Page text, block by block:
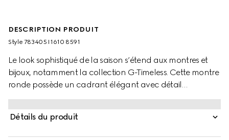
DESCRIPTION PRODUIT
Style ‎783405 I1610 8591
Le look sophistiqué de la saison s’étend aux montres et
bijoux, notamment la collection G-Timeless. Cette montre
ronde possède un cadrant élégant avec détail
GG enlacés subtil et inscription Gucci. L’accessoire,
agrémenté des motifs emblématiques de la Maison, est
orné d’un cadran en nacre rose.
Détails du produit